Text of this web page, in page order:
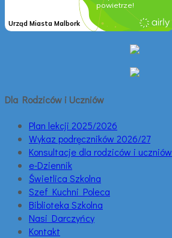
Dla Rodziców i Uczniów
Plan lekcji 2025/2026
Wykaz podręczników 2026/27
Konsultacje dla rodziców i uczniów
e-Dziennik
Świetlica Szkolna
Szef Kuchni Poleca
Biblioteka Szkolna
Nasi Darczyńcy
Kontakt